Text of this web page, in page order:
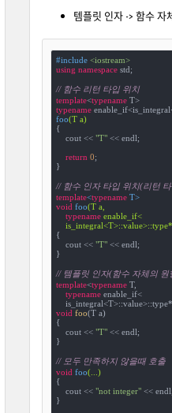
템플릿 인자 -> 함수 자
#include <iostream>
using namespace std;
// 함수 리턴 타입 위치
template<typename
T>
typename
foo(T a)
{
    cout <<
"T" << endl;
return 0;
}
// 함수 인자 타입 위치(리턴
template<typename
T>
void foo(T a,
typename enable_if<
{
    cout <<
"T" << endl;
}
// 템플릿 인자(함수 자체의
template<typename T,
typename enable_if<
void foo(T a)
{
    cout <<
"T" << endl;
}
// 모두 만족하지 않을때 호출
void foo(...)
{
    cout <<
"not integer" << endl;
}